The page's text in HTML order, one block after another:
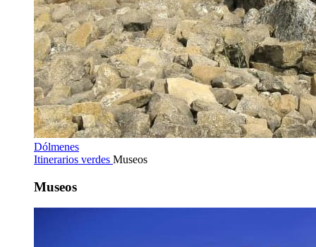
Dólmenes
Itinerarios verdes Museos
Museos